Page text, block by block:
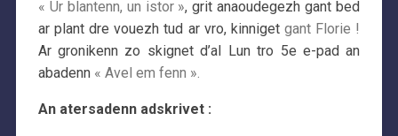
« Ur blantenn, un istor », grit anaoudegezh gant bed
ar plant dre vouezh tud ar vro, kinnigetgant Florie !
Ar gronikenn zo skignet d’al Lun tro 5e e-pad an
abadenn « Avel em fenn ».
An atersadenn adskrivet :